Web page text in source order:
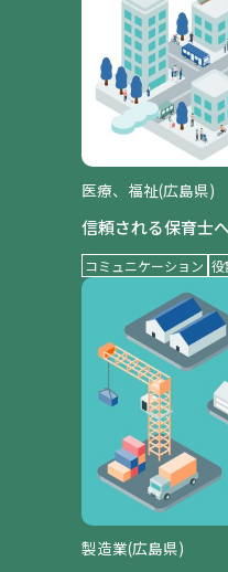
事例紹介
医療、福祉(広島県)
信頼される保育士
コミュニケーション 役
製造業(広島県)